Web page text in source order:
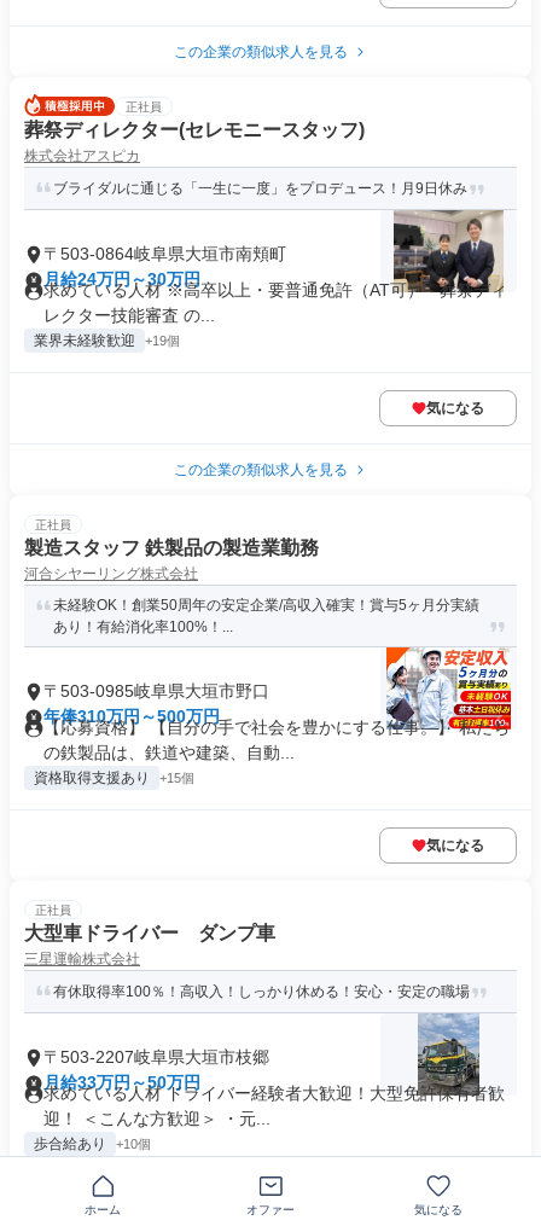
この企業の類似求人を見る
正社員
葬祭ディレクター(セレモニースタッフ)
株式会社アスピカ
ブライダルに通じる「一生に一度」をプロデュース！月9日休み
〒503-0864岐阜県大垣市南頬町
月給24万円～30万円
求めている人材 ※高卒以上・要普通免許（AT可） - 葬祭ディ
レクター技能審査 の...
業界未経験歓迎 +19個
気になる
この企業の類似求人を見る
正社員
製造スタッフ 鉄製品の製造業勤務
河合シヤーリング株式会社
未経験OK！創業50周年の安定企業/高収入確実！賞与5ヶ月分実績
あり！有給消化率100%！...
〒503-0985岐阜県大垣市野口
年俸310万円～500万円
【応募資格】 【自分の手で社会を豊かにする仕事。】 私たち
の鉄製品は、鉄道や建築、自動...
資格取得支援あり +15個
気になる
正社員
大型車ドライバー ダンプ車
三星運輸株式会社
有休取得率100％！高収入！しっかり休める！安心・安定の職場
〒503-2207岐阜県大垣市枝郷
月給33万円～50万円
求めている人材 ドライバー経験者大歓迎！大型免許保有者歓
迎！ ＜こんな方歓迎＞ ・元...
歩合給あり +10個
気になる
ホーム オファー 気になる